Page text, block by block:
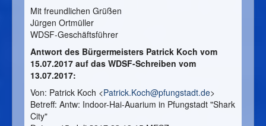
Mit freundlichen Grüßen
Jürgen Ortmüller
WDSF-Geschäftsführer
Antwort des Bürgermeisters Patrick Koch vom
15.07.2017 auf das WDSF-Schreiben vom
13.07.2017:
Von: Patrick Koch <Patrick.Koch@pfungstadt.de>
Betreff: Antw: Indoor-Hai-Auarium in Pfungstadt "Shark
City"